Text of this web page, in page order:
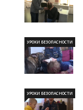
УРОКИ БЕЗОПАСНОСТИ
УРОКИ БЕЗОПАСНОСТИ